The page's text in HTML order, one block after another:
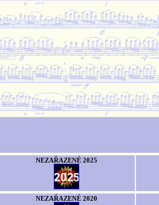
NEZAŘAZENÉ 2025
NEZAŘAZENÉ 2020